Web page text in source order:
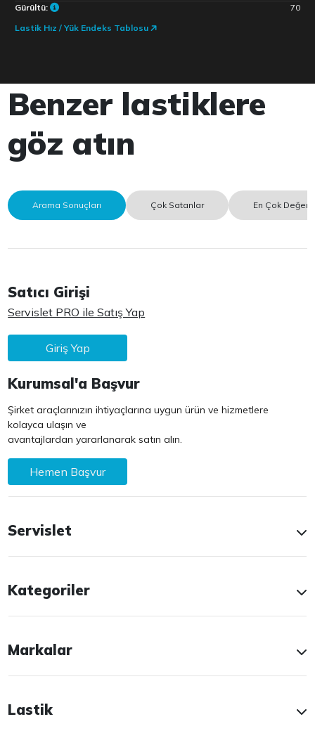
Gürültü:
70
Lastik Hız / Yük Endeks Tablosu
Benzer lastiklere
göz atın
Arama Sonuçları Çok Satanlar En Çok
Satıcı Girişi
Servislet PRO ile Satış Yap
Giriş Yap
Kurumsal'a Başvur
Şirket araçlarınızın ihtiyaçlarına uygun ürün ve hizmetlere
kolayca ulaşın ve
avantajlardan yararlanarak satın alın.
Hemen Başvur
Servislet
Kategoriler
Markalar
Lastik